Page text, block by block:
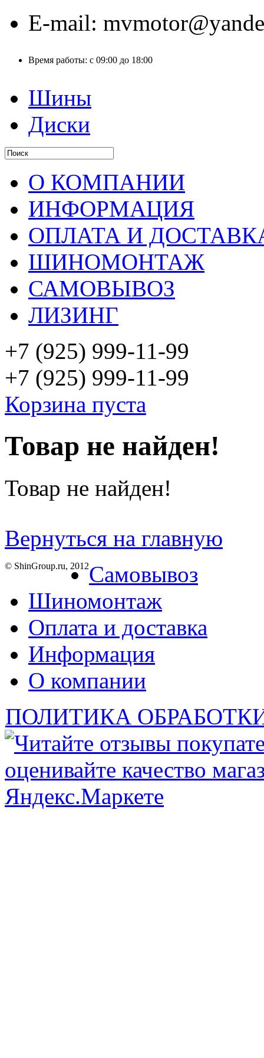
E-mail:
Время работы: с 09:00 до 18:00
Шины
Диски
О КОМПАНИИ
ИНФОРМАЦИЯ
ОПЛАТА И
ШИНОМОНТАЖ
САМОВЫВОЗ
ЛИЗИНГ
+7 (925) 999-11-99
+7 (925) 999-11-99
Корзина пуста
Товар не найден!
Товар не найден!
Вернуться на главную
© ShinGroup.ru, 2012Самовывоз
Шиномонтаж
Оплата и доставка
Информация
О компании
ПОЛИТИКА